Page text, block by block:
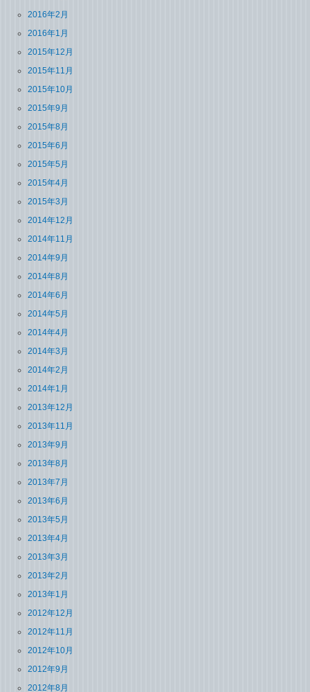
2016年2月
2016年1月
2015年12月
2015年11月
2015年10月
2015年9月
2015年8月
2015年6月
2015年5月
2015年4月
2015年3月
2014年12月
2014年11月
2014年9月
2014年8月
2014年6月
2014年5月
2014年4月
2014年3月
2014年2月
2014年1月
2013年12月
2013年11月
2013年9月
2013年8月
2013年7月
2013年6月
2013年5月
2013年4月
2013年3月
2013年2月
2013年1月
2012年12月
2012年11月
2012年10月
2012年9月
2012年8月